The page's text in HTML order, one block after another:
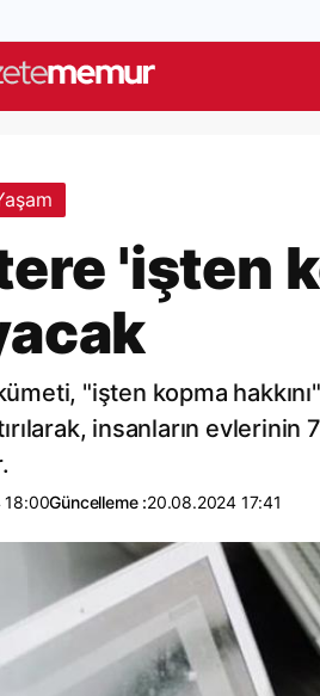
'işten
"işten kopma
insanların
18:00Güncelleme :20.08.2024 17:41